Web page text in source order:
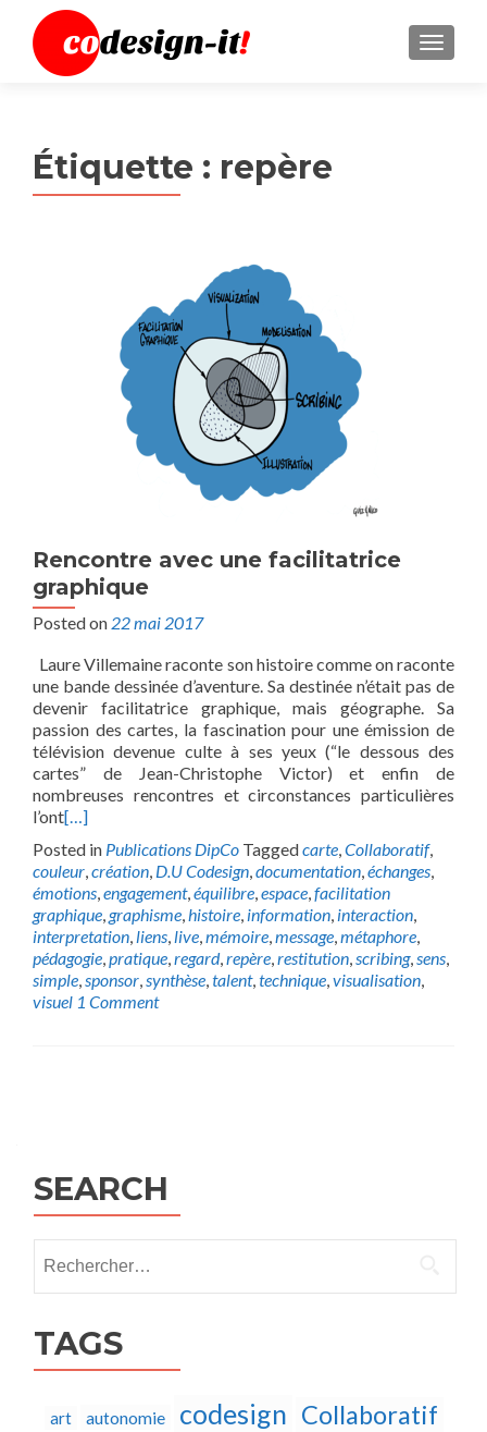
MENU
Étiquette : repère
Rencontre avec une facilitatrice
graphique
Posted on 22 mai 2017
Laure Villemaine raconte son histoire comme on raconte
une bande dessinée d’aventure. Sa destinée n’était pas de
devenir facilitatrice graphique, mais géographe. Sa
passion des cartes, la fascination pour une émission de
télévision devenue culte à ses yeux (“le dessous des
cartes” de Jean-Christophe Victor) et enfin de
nombreuses rencontres et circonstances particulières
l’ont[…]
Posted in Publications DipCo Taggedcarte,Collaboratif,
couleur,création, D.U Codesign,documentation,échanges,
émotions,engagement,équilibre,espace,facilitation
graphique,graphisme,histoire, information, interaction,
interpretation, liens, live,mémoire,message,métaphore,
pédagogie,pratique,regard,repère,restitution,scribing,sens,
simple,sponsor,synthèse,talent,technique,visualisation,
visuel 1 Comment
SEARCH
TAGS
art autonomie codesign Collaboratif